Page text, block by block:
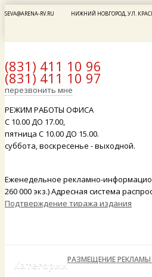
SEVA@ARENA-RV.RU НИЖНИЙ НОВГОРОД, УЛ.
x
(831) 411 10 96
(831) 411 10 97
перезвонить мне
РЕЖИМ РАБОТЫ ОФИСА
С 10.00 ДО 17.00,
пятница С 10.00 ДО 15.00.
суббота, воскресенье - выходной.
Еженедельное рекламно-
260 000 экз.) Адресная система
Подтверждение тиража издания
КатегорииРАЗМЕЩЕНИЕ РЕКЛАМЫ